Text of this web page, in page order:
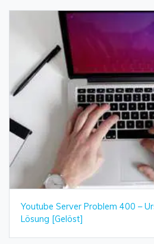
Youtube Server Problem 400 –
Lösung [Gelöst]Daten online wiederherstellen